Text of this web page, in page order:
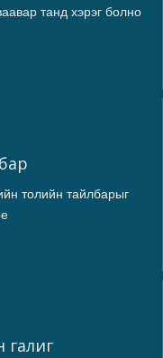
танд хэрэг болно
толийн тайлбарыг
галиг